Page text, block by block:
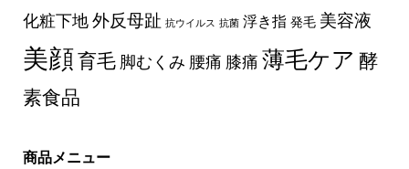
化粧下地外反母趾 抗ウイルス 抗菌 浮き指 発毛 美容液
美顔育毛 脚むくみ 腰痛 膝痛 薄毛ケア 酵
素食品
商品メニュー